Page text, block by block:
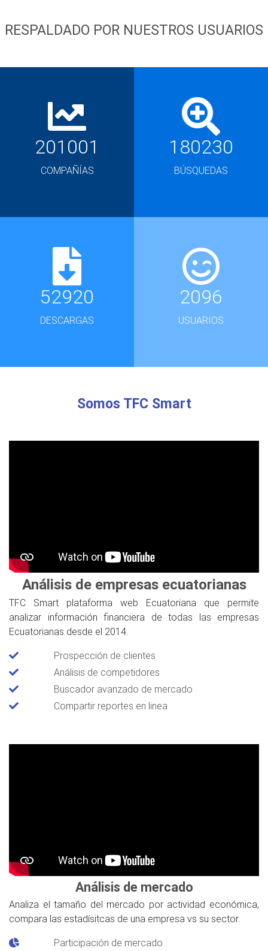
RESPALDADO POR NUESTROS USUARIOS
201001
COMPAÑÍAS
180230
BÚSQUEDAS
52920
DESCARGAS
2096
USUARIOS
Somos TFC Smart
Análisis de empresas ecuatorianas
TFC Smart plataforma web Ecuatoriana que permite
analizar información financiera de todas las empresas
Ecuatorianas desde el 2014.
Prospección de clientes
Análisis de competidores
Buscador avanzado de mercado
Compartir reportes en linea
Análisis de mercado
Analiza el tamaño del mercado por actividad económica,
compara las estadísitcas de una empresa vs su sector.
Participación de mercado